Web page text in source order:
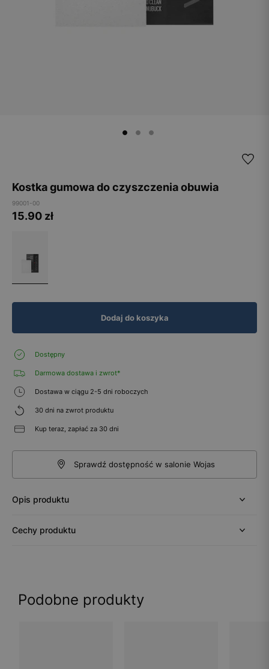
Kostka gumowa do czyszczenia obuwia
99001-00
15.90 zł
Dodaj do koszyka
Dostępny
Darmowa dostawa i zwrot*
Dostawa w ciągu 2-5 dni roboczych
30 dni na zwrot produktu
Kup teraz, zapłać za 30 dni
Sprawdź dostępność w salonie Wojas
Opis produktu
Cechy produktu
Podobne produkty